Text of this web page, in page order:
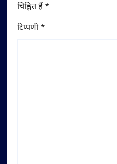
चिह्नित हैं *
टिप्पणी*